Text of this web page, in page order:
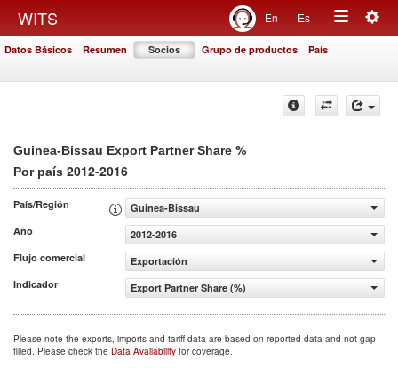
WITS En Es
Toggle
Datos Básicos Resumen Socios Grupo de productos País
Guinea-Bissau Export Partner Share %
Por país 2012-2016
País/Región
Guinea-Bissau
Año
2012-2016
Flujo comercial
Exportación
Indicador
Export Partner Share (%)
Please note the exports, imports and tariff data are based on reported data and not gap
filled. Please check the Data Availability for coverage.